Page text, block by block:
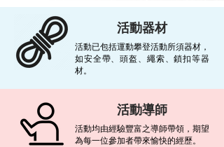
活動器材
活動已包括運動攀登活動所須器材，
如安全帶、頭盔、繩索、鎖扣等器
材。
活動導師
活動均由經驗豐富之導師帶領，期望
為每一位參加者帶來愉快的經歷。